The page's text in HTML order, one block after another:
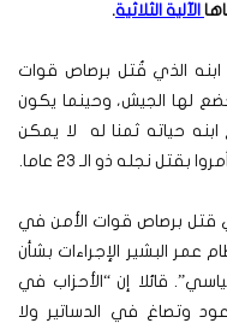
الآلية الثلاثية.
ابنه الذي قُتل برصاص قوات
لها الجيش، وحينما يكون
حياته ثمنا له لا يمكن
نجله ذو الـ 23 عاما.
قتل برصاص قوات الأمن في
نظام عمر البشير الإجراءات بشأن
قائلا إن “الأحزاب في
وتصاغ في الدساتير ولا